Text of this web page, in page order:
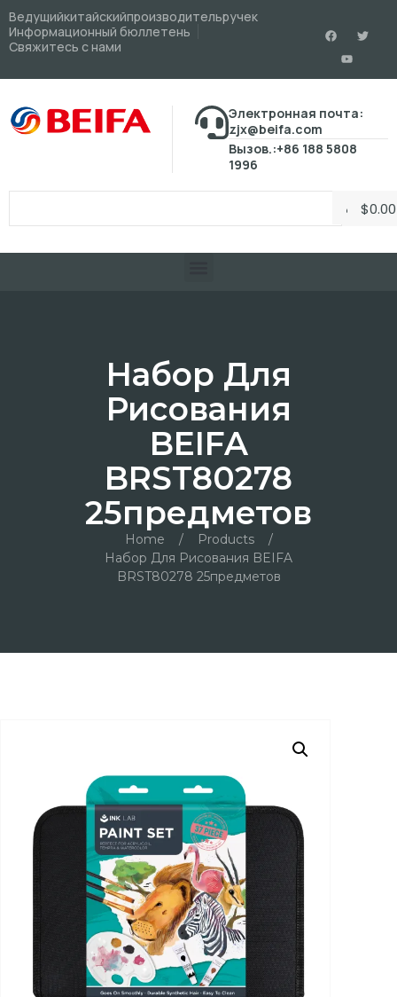
Ведущийкитайскийпроизводительручек
Информационный бюллетень
Свяжитесь с нами
Электронная почта:
zjx@beifa.com
Вызов.:+86 188 5808
1996
$0.00
Набор Для
Рисования
BEIFA
BRST80278
25предметов
Home / Products
/
Набор Для Рисования BEIFA
BRST80278 25предметов